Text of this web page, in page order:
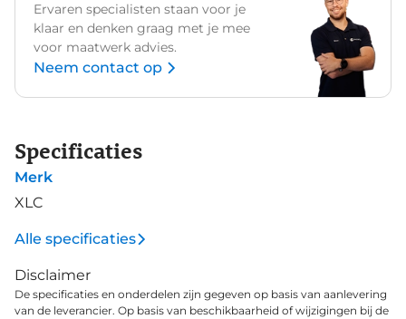
Ervaren specialisten staan voor je
klaar en denken graag met je mee
voor maatwerk advies.
Neem contact op
Specificaties
Merk
XLC
Alle specificaties
Disclaimer
De specificaties en onderdelen zijn gegeven op basis van aanlevering
van de leverancier. Op basis van beschikbaarheid of wijzigingen bij de